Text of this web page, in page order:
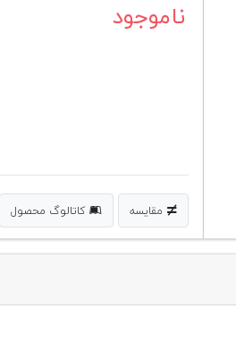
ناموجود
مقایسه کاتالوگ محصول